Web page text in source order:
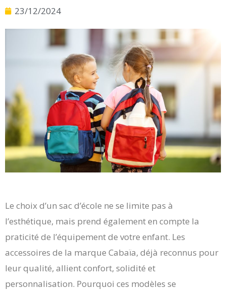
23/12/2024
Le choix d’un sac d’école ne se limite pas à
l’esthétique, mais prend également en compte la
praticité de l’équipement de votre enfant. Les
accessoires de la marque Cabaïa, déjà reconnus pour
leur qualité, allient confort, solidité et
personnalisation. Pourquoi ces modèles se